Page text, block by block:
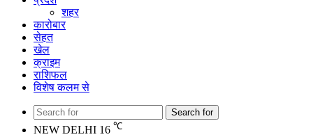
शहर
कारोबार
सेहत
खेल
क्राइम
राशिफल
विशेष कलम से
Search for
NEW DELHI 16 ℃